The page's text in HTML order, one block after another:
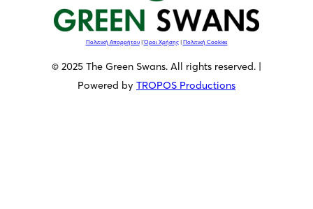
Πολιτική Απορρήτου|Όροι Χρήσης| Πολιτική Cookies
© 2025 The Green Swans. All rights reserved. |
Powered by TROPOS Productions